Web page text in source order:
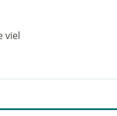
viel